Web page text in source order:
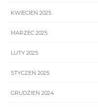
KWIECIEŃ 2025
MARZEC 2025
LUTY 2025
STYCZEŃ 2025
GRUDZIEŃ 2024